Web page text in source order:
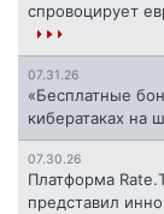
спровоцирует
07.31.26
«Бесплатные
кибератаках на
07.30.26
Платформа
представил